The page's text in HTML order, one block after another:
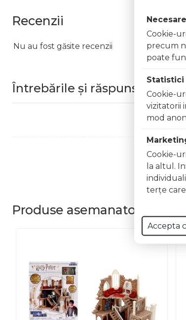
Recenzii
Nu au fost găsite recenzii
Întrebările și răspunsurile
Produse asemanatoare
Necesare
Cookie-
precum
poate
Statistici
Cookie-
vizitatorii
mod
Cookie-
la altul.
terţe
Accepta